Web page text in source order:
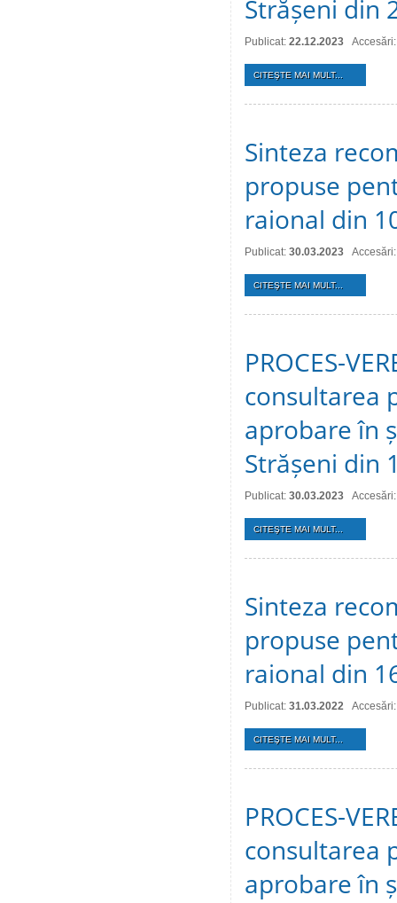
Strășeni din
Publicat: 22.12.2023
CITEŞTE MAI MULT...
Sinteza
propuse
raional din
Publicat: 30.03.2023
CITEŞTE MAI MULT...
PROCES-
consultarea
aprobare în
Strășeni din
Publicat: 30.03.2023
CITEŞTE MAI MULT...
Sinteza
propuse
raional din
Publicat: 31.03.2022
CITEŞTE MAI MULT...
PROCES-
consultarea
aprobare în